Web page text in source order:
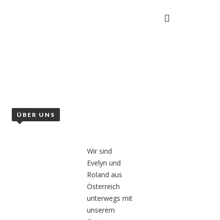
ÜBER UNS
Wir sind
Evelyn und
Roland aus
Österreich
unterwegs mit
unserem